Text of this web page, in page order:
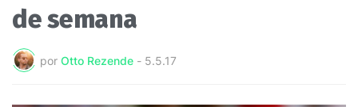
de semana
por Otto Rezende - 5.5.17